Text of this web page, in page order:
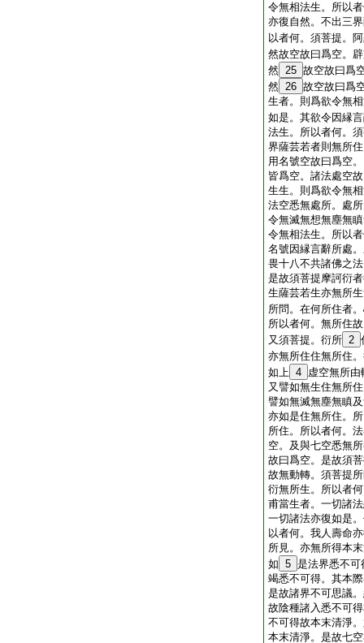
令無相法生。所以
亦復自然。不出三
以者何。須菩提。
然故空故曰爲空。
然 25 故空故曰爲
然 26 故空故曰爲
生者。則爲欲令無
如是。其欲令因縁
法生。所以者何。
界薩芸若者則無所
用名號空故曰爲空
皆爲空。諸法處空
生生。則爲欲令無
法空悉無處所。處
令無滅無想無塵無
令無相法生。所以
名號因縁言辭所處
畏十八不共諸佛之
是故須菩提摩訶衍
生薩芸若生亦無所
所問。在何所住者
所以者何。無所住
又須菩提。衍所 2
亦無所住住無所住
如上 4 虚空無所
又譬如無生住無所
譬如無滅無塵無瞋
亦如是住無所住。
所住。所以者何。
空。及與七空悉無
故曰爲空。是故須
故無動轉。須菩提
衍無所生。所以者
甫當生者。一切諸
一切諸法亦復如是
以者何。我人壽命
所見。亦無所得本
如 5 是法界悉不可
竭悉不可得。其本
是故諸界不可思議
故陰種諸入悉不可
不可得故本末清淨
本末清淨。是故七